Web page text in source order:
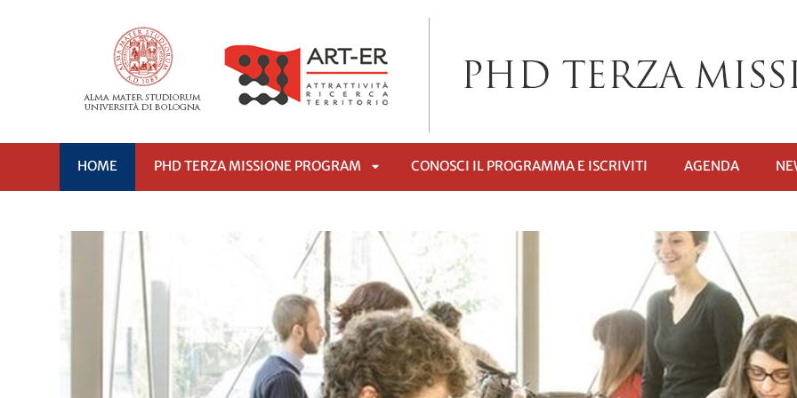
HOME PHD TERZA MISSIONE PROGRAM
SOTTOMENÙ
CONOSCI IL PROGRAMMA E ISCRIVITI AGENDA